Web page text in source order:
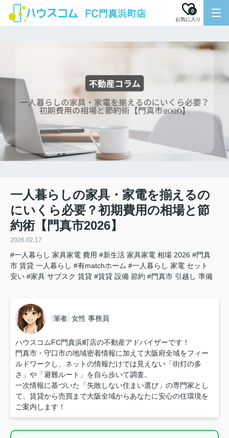
お気に入り
0
一人暮らしの家具・家電を揃えるの
にいくら必要？初期費用の相場と節
約術【門真市2026】
2026.02.17
#一人暮らし 家具家電 費用 #新生活 家具家電 相場 2026 #門真
市 賃貸 一人暮らし #有matchホーム #一人暮らし 家電 セット
安い #家具 サブスク 賃貸 #賃貸 設備 節約 #門真市 引越し 準備
筆者 女性 事務員
ハウスコムFC門真浜町店の不動産アドバイザーです！
門真市・守口市の地域密着情報に加えて大阪府全域をフィー
ルドワークし、ネットの情報だけでは見えない「街灯の多
さ」や「避難ルート」を自ら歩いて調査。
一次情報に基づいた「失敗しない住まい選び」の専門家とし
て、賃貸から売買まで大阪全域からあなたに安心の住環境を
ご案内します！